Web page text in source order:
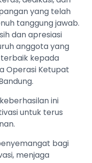
yang telah
tanggung jawab.
dan apresiasi
anggota yang
kepada
Operasi Ketupat
ini
untuk terus
bagi
menjaga